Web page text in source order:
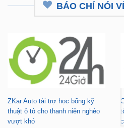
BÁO CHÍ NÓI
ZKar Auto tài trợ học bổng kỹ
thuật ô tô cho thanh niên nghèo
vượt khó